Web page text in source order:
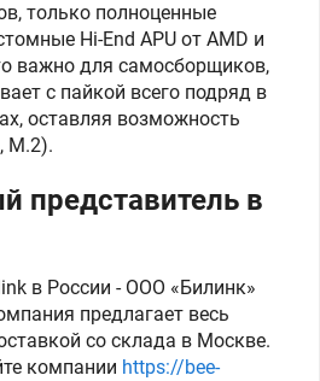
только полноценные
Hi-End APU от AMD и
важно для самосборщиков,
с пайкой всего подряд в
оставляя возможность
M.2).
представитель в
в России - ООО «Билинк»
предлагает весь
со склада в Москве.
компании https://bee-